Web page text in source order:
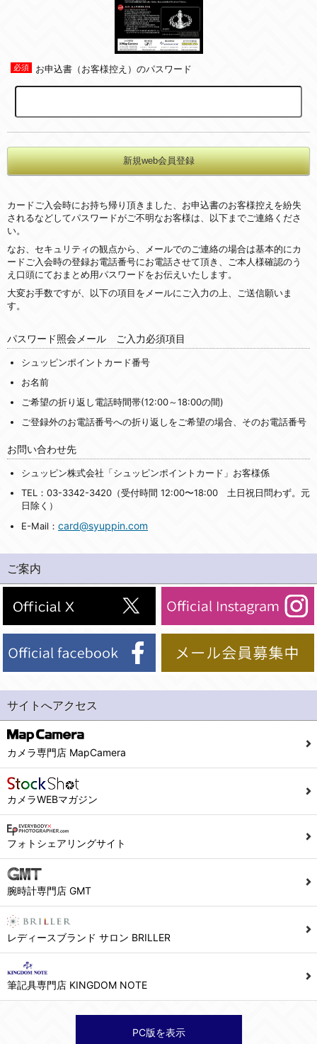
お申込書（お客様控え）のパスワード
カードご入会時にお持ち帰り頂きました、お申込書のお客様控えを紛失
されるなどしてパスワードがご不明なお客様は、以下までご連絡くださ
い。
なお、セキュリティの観点から、メールでのご連絡の場合は基本的にカ
ードご入会時の登録お電話番号にお電話させて頂き、ご本人様確認のう
え口頭にておまとめ用パスワードをお伝えいたします。
大変お手数ですが、以下の項目をメールにご入力の上、ご送信願いま
す。
パスワード照会メール ご入力必須項目
シュッピンポイントカード番号
お名前
ご希望の折り返し電話時間帯(12:00～18:00の間)
ご登録外のお電話番号への折り返しをご希望の場合、そのお電話番号
お問い合わせ先
シュッピン株式会社「シュッピンポイントカード」お客様係
TEL：03-3342-3420（受付時間 12:00〜18:00 土日祝日問わず。元
日除く）
E-Mail： card@syuppin.com
ご案内
サイトへアクセス
カメラ専門店 MapCamera
カメラWEBマガジン
フォトシェアリングサイト
腕時計専門店 GMT
レディースブランド サロン BRILLER
筆記具専門店 KINGDOM NOTE
PC版を表示